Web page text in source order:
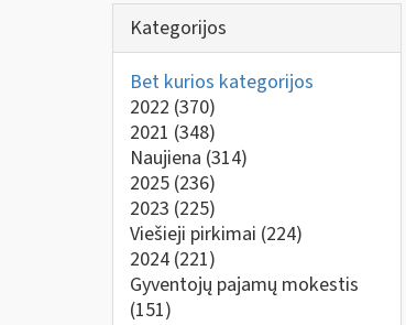
Kategorijos
Bet kurios kategorijos
2022 (370)
2021 (348)
Naujiena (314)
2025 (236)
2023 (225)
Viešieji pirkimai (224)
2024 (221)
Gyventojų pajamų mokestis
(151)